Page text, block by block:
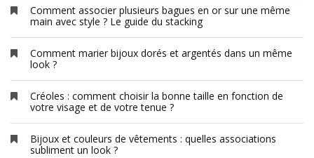
Comment associer plusieurs bagues en or sur une même
main avec style ? Le guide du stacking
Comment marier bijoux dorés et argentés dans un même
look ?
Créoles : comment choisir la bonne taille en fonction de
votre visage et de votre tenue ?
Bijoux et couleurs de vêtements : quelles associations
subliment un look ?